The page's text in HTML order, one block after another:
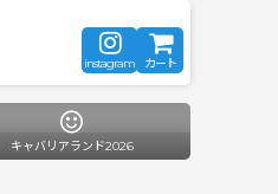
instagram カート
キャバリアランド2026